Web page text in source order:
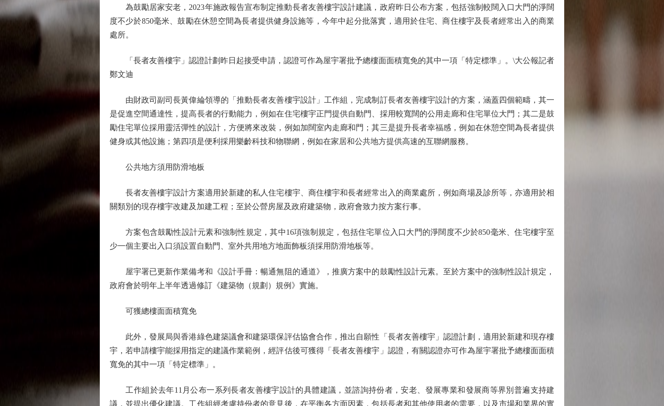
為鼓勵居家安老，2023年施政報告宣布制定推動長者友善樓宇設計建議，政府昨日公布方案，包括強制較闊入口大門的淨闊
度不少於850毫米、鼓勵在休憩空間為長者提供健身設施等，今年中起分批落實，適用於住宅、商住樓宇及長者經常出入的商業
處所。
「長者友善樓宇」認證計劃昨日起接受申請，認證可作為屋宇署批予總樓面面積寬免的其中一項「特定標準」。\大公報記者
鄭文迪
由財政司副司長黃偉綸領導的「推動長者友善樓宇設計」工作組，完成制訂長者友善樓宇設計的方案，涵蓋四個範疇，其一
是促進空間通達性，提高長者的行動能力，例如在住宅樓宇正門提供自動門、採用較寬闊的公用走廊和住宅單位大門；其二是鼓
勵住宅單位採用靈活彈性的設計，方便將來改裝，例如加闊室內走廊和門；其三是提升長者幸福感，例如在休憩空間為長者提供
健身或其他設施；第四項是便利採用樂齡科技和物聯網，例如在家居和公共地方提供高速的互聯網服務。
公共地方須用防滑地板
長者友善樓宇設計方案適用於新建的私人住宅樓宇、商住樓宇和長者經常出入的商業處所，例如商場及診所等，亦適用於相
關類別的現存樓宇改建及加建工程；至於公營房屋及政府建築物，政府會致力按方案行事。
方案包含鼓勵性設計元素和強制性規定，其中16項強制規定，包括住宅單位入口大門的淨闊度不少於850毫米、住宅樓宇至
少一個主要出入口須設置自動門、室外共用地方地面飾板須採用防滑地板等。
屋宇署已更新作業備考和《設計手冊：暢通無阻的通道》，推廣方案中的鼓勵性設計元素。至於方案中的強制性設計規定，
政府會於明年上半年透過修訂《建築物（規劃）規例》實施。
可獲總樓面面積寬免
此外，發展局與香港綠色建築議會和建築環保評估協會合作，推出自願性「長者友善樓宇」認證計劃，適用於新建和現存樓
宇，若申請樓宇能採用指定的建議作業範例，經評估後可獲得「長者友善樓宇」認證，有關認證亦可作為屋宇署批予總樓面面積
寬免的其中一項「特定標準」。
工作組於去年11月公布一系列長者友善樓宇設計的具體建議，並諮詢持份者，安老、發展專業和發展商等界別普遍支持建
議，並提出優化建議。工作組經考慮持份者的意見後，在平衡各方面因素，包括長者和其他使用者的需要，以及市場和業界的實